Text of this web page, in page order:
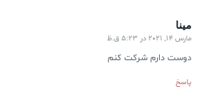
مینا
گفته:
مارس 14, 2021 در 5:23 ق.ظ
دوست دارم شرکت کنم
پاسخ